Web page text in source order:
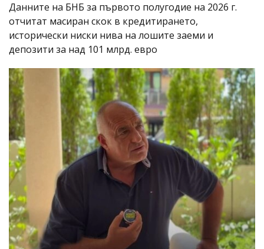
Данните на БНБ за първото полугодие на 2026 г.
отчитат масиран скок в кредитирането,
исторически ниски нива на лошите заеми и
депозити за над 101 млрд. евро